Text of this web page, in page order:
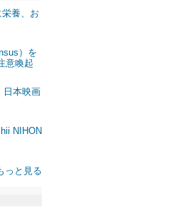
養、お
）を
意喚起
日本映画
NIHON
っと見る